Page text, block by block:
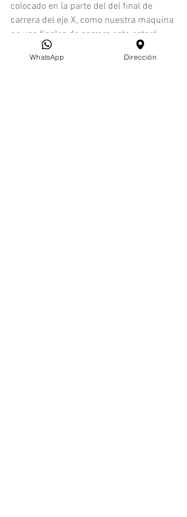
colocado en la parte del del final de
carrera del eje X, como nuestra maquina
no usa finales de carrera este estará
WhatsApp Dirección